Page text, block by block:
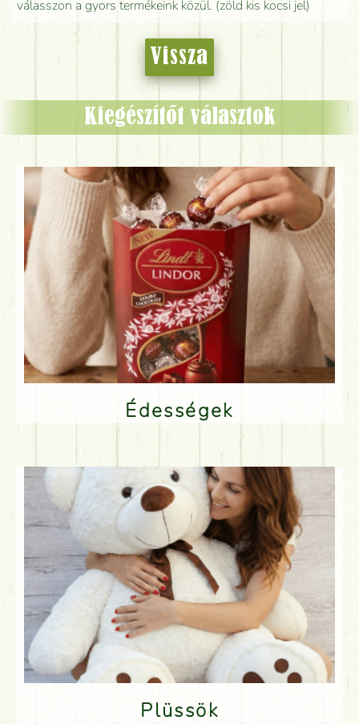
válasszon a gyors termékeink közül. (zöld kis kocsi jel)
Vissza
Kiegészítőt választok
Édességek
Plüssök